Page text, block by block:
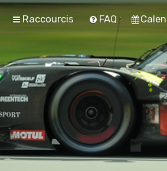
Raccourcis FAQ